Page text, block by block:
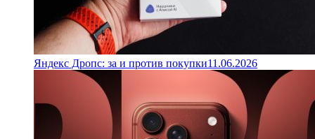
Яндекс Дропс: за и против покупки11.06.2026